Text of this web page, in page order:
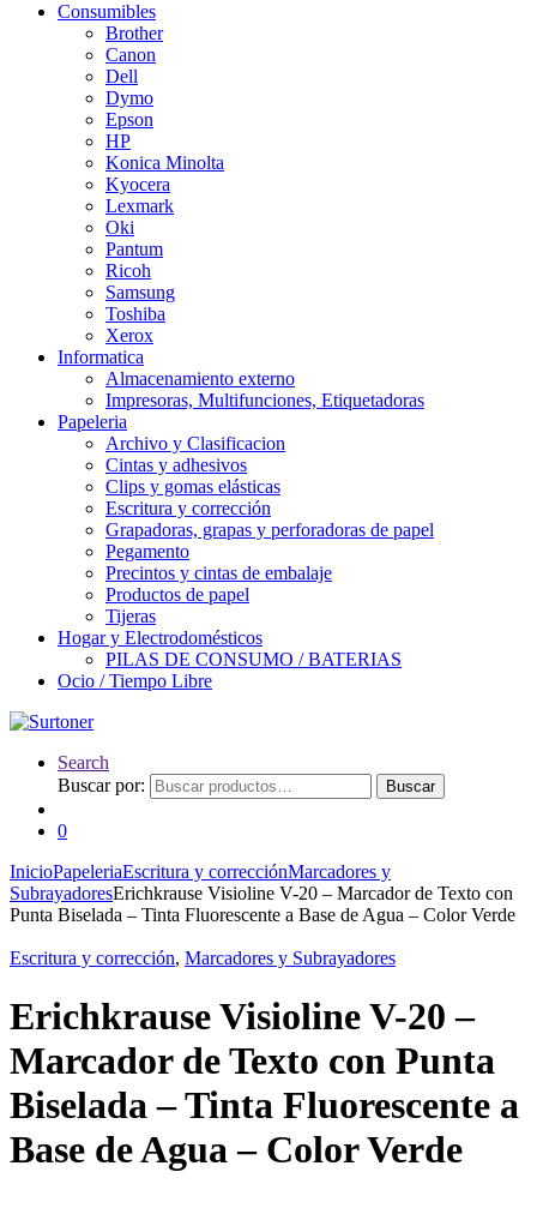
Consumibles
Brother
Canon
Dell
Dymo
Epson
HP
Konica Minolta
Kyocera
Lexmark
Oki
Pantum
Ricoh
Samsung
Toshiba
Xerox
Informatica
Almacenamiento externo
Impresoras, Multifunciones, Etiquetadoras
Papeleria
Archivo y Clasificacion
Cintas y adhesivos
Clips y gomas elásticas
Escritura y corrección
Grapadoras, grapas y perforadoras de papel
Pegamento
Precintos y cintas de embalaje
Productos de papel
Tijeras
Hogar y Electrodomésticos
PILAS DE CONSUMO / BATERIAS
Ocio / Tiempo Libre
Search
Buscar por:
Buscar
0
InicioPapeleriaEscritura y correcciónMarcadores y
SubrayadoresErichkrause Visioline V-20 – Marcador de Texto con
Punta Biselada – Tinta Fluorescente a Base de Agua – Color Verde
Escritura y corrección, Marcadores y Subrayadores
Erichkrause Visioline V-20 –
Marcador de Texto con Punta
Biselada – Tinta Fluorescente a
Base de Agua – Color Verde